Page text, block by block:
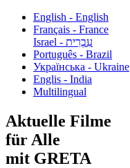
English - English
Français - France
עִבְרִית - Israel
Português - Brazil
Українська - Ukraine
Englis - India
Multilingual
Aktuelle Filme
für Alle
mit GRETA